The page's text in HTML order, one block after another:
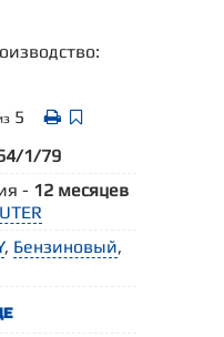
5
1/79
- 12 месяцев
, Бензиновый,